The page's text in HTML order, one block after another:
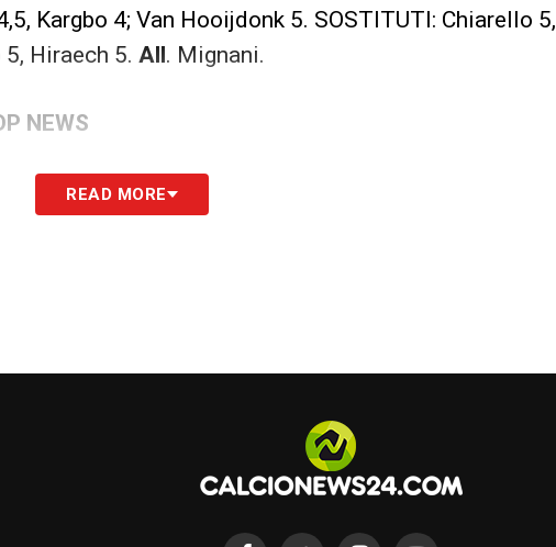
Kargbo 4; Van Hooijdonk 5. SOSTITUTI: Chiarello 5,
Hiraech 5. All. Mignani.
NEWS
READ MORE